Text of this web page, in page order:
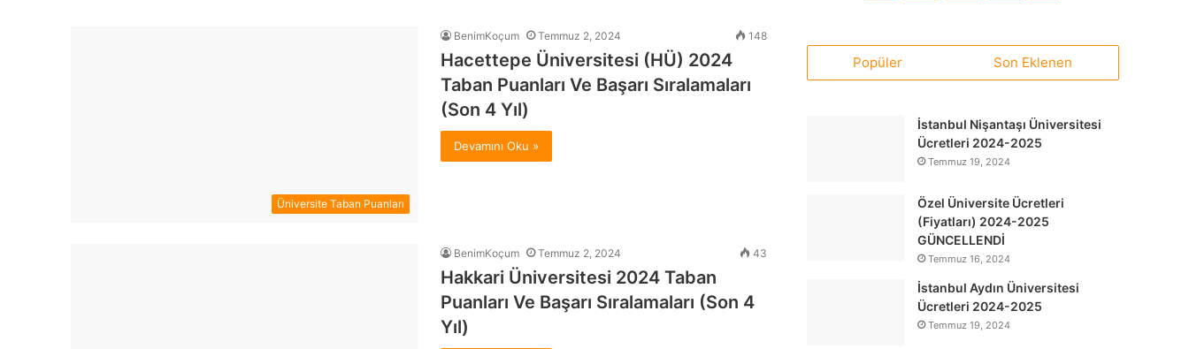
Üniversite Taban Puanları
BenimKoçum Temmuz 2, 2024 148
Hacettepe Üniversitesi (HÜ) 2024
Taban Puanları Ve Başarı Sıralamaları
(Son 4 Yıl)
Devamını Oku »
BenimKoçum Temmuz 2, 2024 43
Hakkari Üniversitesi 2024 Taban
Puanları Ve Başarı Sıralamaları (Son 4
Yıl)
Popüler Son Eklenen
İstanbul Nişantaşı Üniversitesi
Ücretleri 2024-2025
Temmuz 19, 2024
Özel Üniversite Ücretleri
(Fiyatları) 2024-2025
GÜNCELLENDİ
Temmuz 16, 2024
İstanbul Aydın Üniversitesi
Ücretleri 2024-2025
Temmuz 19, 2024